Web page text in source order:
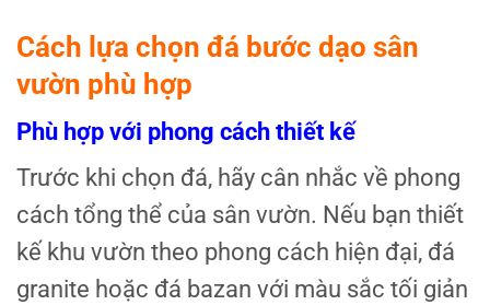
Cách lựa chọn đá bước dạo sân
vườn phù hợp
Phù hợp với phong cách thiết kế
Trước khi chọn đá, hãy cân nhắc về phong
cách tổng thể của sân vườn. Nếu bạn thiết
kế khu vườn theo phong cách hiện đại, đá
granite hoặc đá bazan với màu sắc tối giản